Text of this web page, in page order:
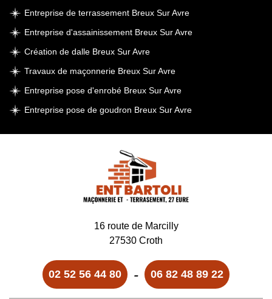
Entreprise de terrassement Breux Sur Avre
Entreprise d'assainissement Breux Sur Avre
Création de dalle Breux Sur Avre
Travaux de maçonnerie Breux Sur Avre
Entreprise pose d'enrobé Breux Sur Avre
Entreprise pose de goudron Breux Sur Avre
16 route de Marcilly
27530 Croth
02 52 56 44 80 - 06 82 48 89 22